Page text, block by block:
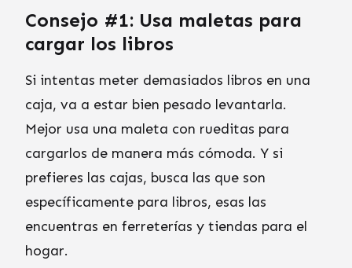
Consejo #1: Usa maletas para
cargar los libros
Si intentas meter demasiados libros en una
caja, va a estar bien pesado levantarla.
Mejor usa una maleta con rueditas para
cargarlos de manera más cómoda. Y si
prefieres las cajas, busca las que son
específicamente para libros, esas las
encuentras en ferreterías y tiendas para el
hogar.